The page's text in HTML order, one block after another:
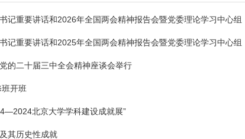
记重要讲话和2026年全国两会精神报告会暨党委理论学习中心
记重要讲话和2025年全国两会精神报告会暨党委理论学习中心
的二十届三中全会精神座谈会举行
开班
北京大学学科建设成就展”
其历史性成就